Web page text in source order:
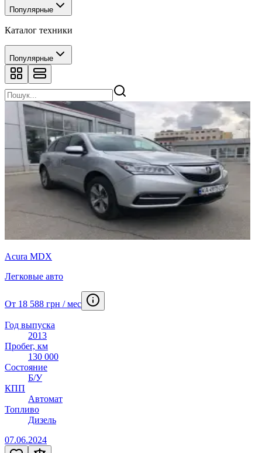
Популярные
Каталог техники
Популярные
Acura MDX
Легковые авто
От 18 588 грн / мес
Год выпуска
2013
Пробег, км
130 000
Состояние
Б/У
КПП
Автомат
Топливо
Дизель
07.06.2024